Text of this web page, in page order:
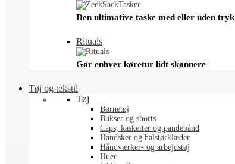
Den ultimative taske med eller uden tryk
Rituals
Gør enhver køretur lidt skønnere
Tøj og tekstil
Tøj
Børnetøj
Bukser og shorts
Caps, kasketter og pandebånd
Handsker og halstørklæder
Håndværker- og arbejdstøj
Huer